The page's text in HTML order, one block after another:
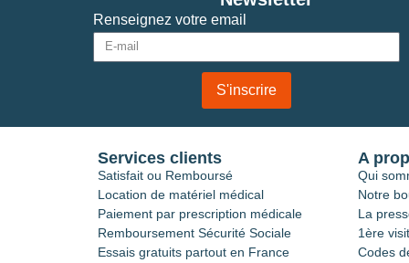
Renseignez votre email
S'inscrire
Services clients
Satisfait ou Remboursé
Location de matériel médical
Paiement par prescription médicale
Remboursement Sécurité Sociale
Essais gratuits partout en France
A
Qui
Notre
La
1ère
Codes